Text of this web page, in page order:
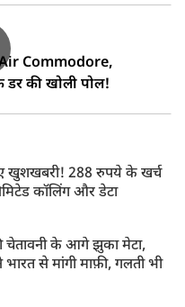
Air Commodore,
की खोली पोल!
खुशखबरी! 288 रुपये के खर्च
कॉलिंग और डेटा
चेतावनी के आगे झुका मेटा,
भारत से मांगी माफ़ी, गलती भी